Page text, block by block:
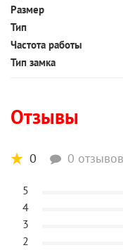
Размер
Тип
Частота работы
Тип замка
Отзывы
0 0 отзывов
5
4
3
2